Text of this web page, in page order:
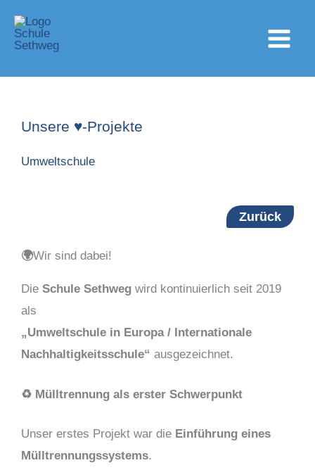
Inhalt
springen
Unsere ♥-Projekte
Umweltschule
Zurück
🌍Wir sind dabei!
DieSchule Sethweg wird kontinuierlich seit 2019
als
„Umweltschule in Europa / Internationale
Nachhaltigkeitsschule“ ausgezeichnet.
♻️ Mülltrennung als erster Schwerpunkt
Unser erstes Projekt war die Einführung eines
Mülltrennungssystems.